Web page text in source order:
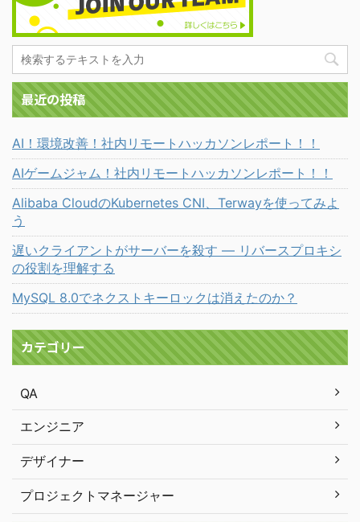
最近の投稿
AI！環境改善！社内リモートハッカソンレポート！！
AIゲームジャム！社内リモートハッカソンレポート！！
Alibaba CloudのKubernetes CNI、Terwayを使ってみよ
う
遅いクライアントがサーバーを殺す ― リバースプロキシ
の役割を理解する
MySQL 8.0でネクストキーロックは消えたのか？
カテゴリー
QA
エンジニア
デザイナー
プロジェクトマネージャー